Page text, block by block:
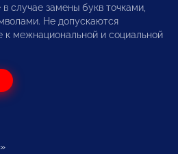
случае замены букв точками,
Не допускаются
межнациональной и социальной